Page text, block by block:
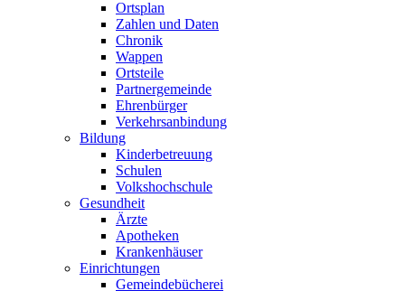
Ortsplan
Zahlen und Daten
Chronik
Wappen
Ortsteile
Partnergemeinde
Ehrenbürger
Verkehrsanbindung
Bildung
Kinderbetreuung
Schulen
Volkshochschule
Gesundheit
Ärzte
Apotheken
Krankenhäuser
Einrichtungen
Gemeindebücherei